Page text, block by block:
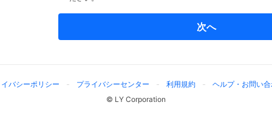
次へ
バシーポリシー プライバシーセンター 利用規約
ヘルプ・お問い
© LY Corporation